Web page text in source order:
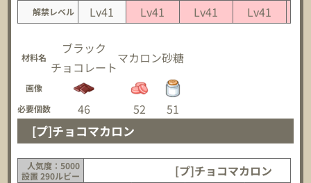
解禁レベル Lv41 Lv41 Lv41 Lv41
材料名
ブラック
チョコレート
マカロン砂糖
画像
必要個数
46 52 51
[プ]チョコマカロン
人気度：5000
設置 290ルビー
[プ]チョコマカロン